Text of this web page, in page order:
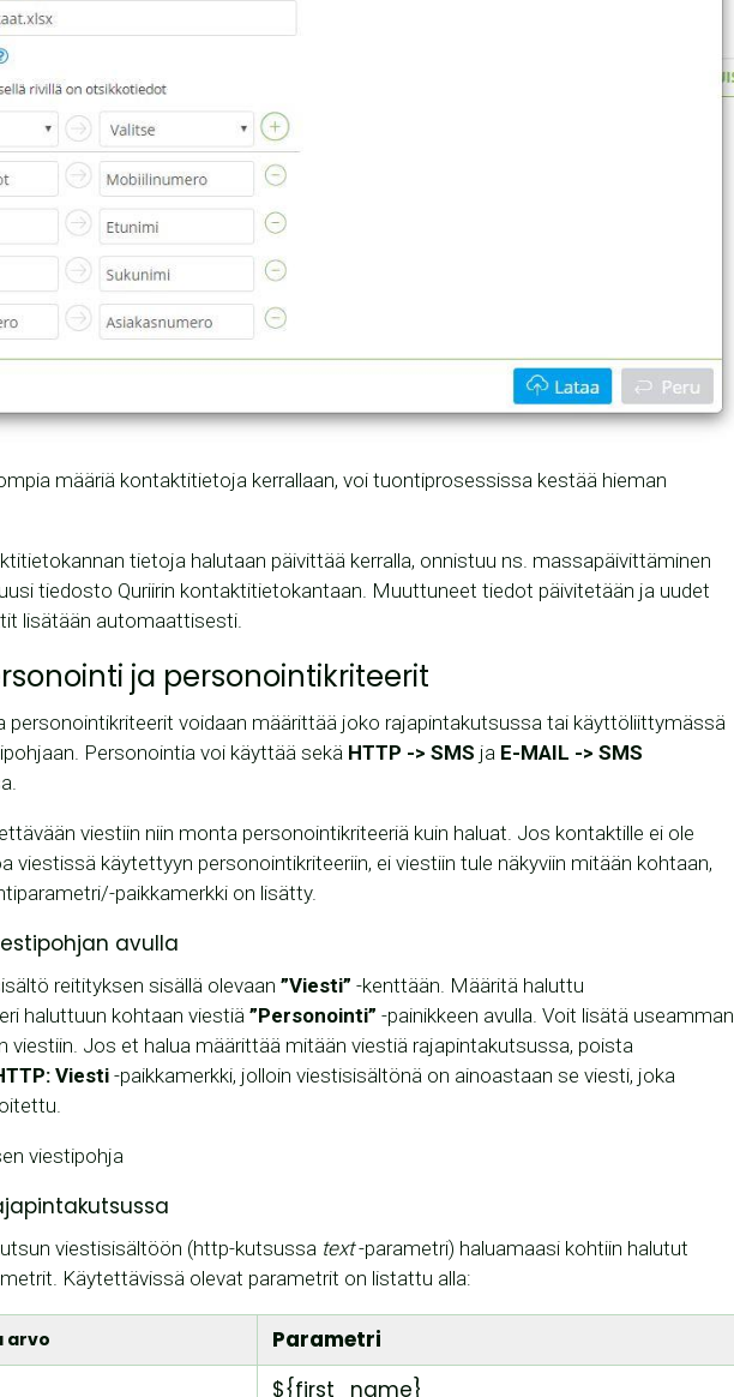
määriä kontaktitietoja kerrallaan, voi tuontiprosessissa kestää hieman
tietoja halutaan päivittää kerralla, onnistuu ns. massapäivittäminen
tiedosto Quriirin kontaktitietokantaan. Muuttuneet tiedot päivitetään ja uudet
lisätään automaattisesti.
ja personointikriteerit
personointikriteerit voidaan määrittää joko rajapintakutsussa tai käyttöliittymässä
Personointia voi käyttää sekä HTTP -> SMS ja E-MAIL -> SMS
viestiin niin monta personointikriteeriä kuin haluat. Jos kontaktille ei ole
viestissä käytettyyn personointikriteeriin, ei viestiin tule näkyviin mitään kohtaan,
paikkamerkki on lisätty.
avulla
reitityksen sisällä olevaan”Viesti” -kenttään. Määritä haluttu
haluttuun kohtaan viestiä”Personointi” -painikkeen avulla. Voit lisätä useamman
viestiin. Jos et halua määrittää mitään viestiä rajapintakutsussa, poista
Viesti-paikkamerkki, jolloin viestisisältönä on ainoastaan se viesti, joka
viestisisältöön (http-kutsussa text-parametri) haluamaasi kohtiin halutut
Käytettävissä olevat parametrit on listattu alla:
arvo Parametri
${first_name}